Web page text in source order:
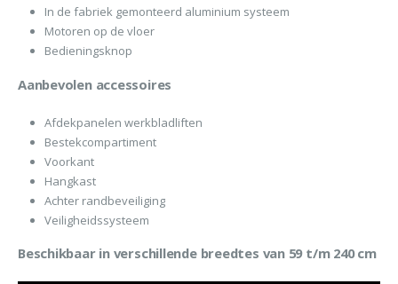
In de fabriek gemonteerd aluminium systeem
Motoren op de vloer
Bedieningsknop
Aanbevolen accessoires
Afdekpanelen werkbladliften
Bestekcompartiment
Voorkant
Hangkast
Achter randbeveiliging
Veiligheidssysteem
Beschikbaar in verschillende breedtes van 59 t/m 240 cm